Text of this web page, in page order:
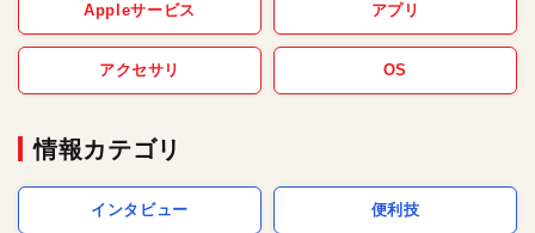
Appleサービス アプリ
アクセサリ OS
情報カテゴリ
インタビュー 便利技